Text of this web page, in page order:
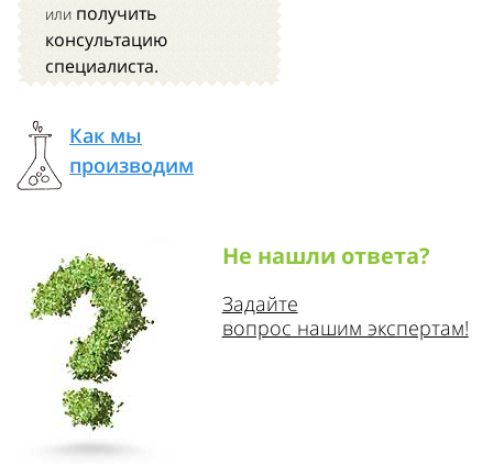
или получить
консультацию
специалиста.
Как мы
производим
Не нашли ответа?
Задайте
вопрос нашим экспертам!